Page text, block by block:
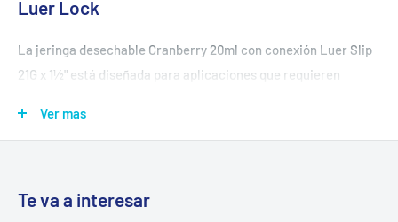
Luer Lock
La jeringa desechable Cranberry 20ml con conexión Luer Slip
21G x 1½" está diseñada para aplicaciones que requieren
diferencia del sistema Luer Lock con rosca, el Luer Slip
Ver mas
Te va a interesar